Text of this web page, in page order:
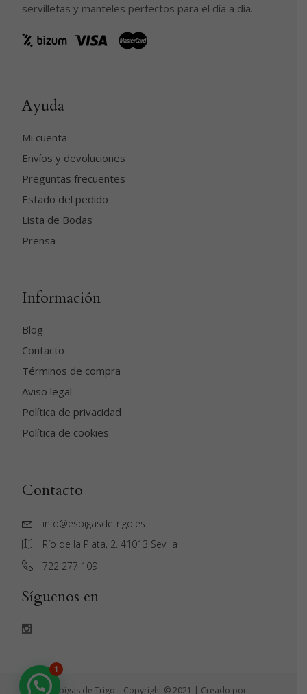
servilletas y manteles perfectos para el día a día.
Ayuda
Mi cuenta
Envíos y devoluciones
Preguntas frecuentes
Estado del pedido
Lista de Bodas
Prensa
Información
Blog
Contacto
Términos de compra
Aviso legal
Política de privacidad
Política de cookies
Contacto
info@espigasdetrigo.es
Río de la Plata, 2. 41013 Sevilla
‭722 277 109‬
Síguenos en
Espigas de Trigo – Copyright © 2021 | Creado por
1